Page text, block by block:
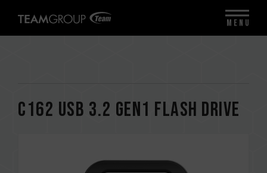
C162 USB 3.2 Gen1 FLASH DRIVE
MENU